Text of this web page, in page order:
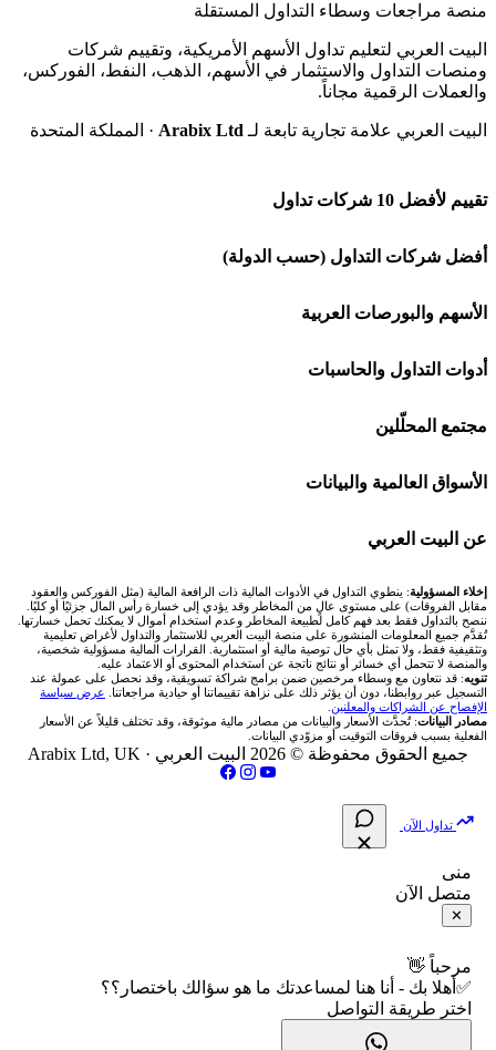
منصة مراجعات وسطاء التداول المستقلة
البيت العربي لتعليم تداول الأسهم الأمريكية، وتقييم شركات
ومنصات التداول والاستثمار في الأسهم، الذهب، النفط، الفوركس،
والعملات الرقمية مجاناً.
البيت العربي علامة تجارية تابعة لـ Arabix Ltd · المملكة المتحدة
تقييم لأفضل 10 شركات تداول
شركة Capital.com
افاتريد AvaTrade
اكسنس Exness
منصة بينانس
اكس تي بي XTB
انتراكتيف بروكرز IBKR
أفضل شركات التداول (حسب الدولة)
شركات تداول في السعودية
شركات تداول في الإمارات
شركات تداول في الكويت
شركات تداول في قطر
شركات تداول في الأردن
شركات تداول في العراق
شركات تداول في فلسطين
الأسهم والبورصات العربية
🌍 كل البورصات العربية
🇸🇦 السوق السعودية
🇦🇪 أسواق الإمارات
🇪🇬 البورصة المصرية
🇶🇦 بورصة قطر
🇯🇴 بورصة عمّان
🇧🇭 بورصة البحرين
فلتر الأسهم الشرعي
📋 جميع الأسهم
🕌 الأسهم الحلال
أدوات التداول والحاسبات
🕌 حاسبة الزكاة
💱 محول العملات
🧮 حاسبة حجم اللوت
📊 حاسبة قيمة النقطة
💰 حاسبة ربح الفوركس
📌 حاسبة النقاط المحورية
📏 حاسبة حجم المركز
📈 حاسبة عائد التداول
📊 حاسبة الربح التراكمي
🧮 حاسبة متوسط سعر السهم
📅 التقويم الاقتصادي
مجتمع المحلّلين
🧱 حائط المجتمع
🏆 لوحة المحلّلين
✍️ اكتب تحليلك
الأسواق العالمية والبيانات
🌐 المؤشرات العالمية
🥇 سعر الذهب اليوم
🥇 أسعار الذهب والمعادن
💱 أسعار العملات والفوركس
💵 سعر الريال السعودي في مصر
📅 المؤشرات الاقتصادية
عن البيت العربي
من نحن
تواصل معنا
فريق المؤلفين
مقالات تعليمية
سياسة تقييم الشركات
الإبلاغ عن شركة نصابة
شروط الاستخدام
سياسة الخصوصية
إخلاء المسؤولية: ينطوي التداول في الأدوات المالية ذات الرافعة المالية (مثل الفوركس والعقود
مقابل الفروقات) على مستوى عالٍ من المخاطر وقد يؤدي إلى خسارة رأس المال جزئيًا أو كليًا.
ننصح بالتداول فقط بعد فهم كامل لطبيعة المخاطر وعدم استخدام أموال لا يمكنك تحمل خسارتها.
تُقدَّم جميع المعلومات المنشورة على منصة البيت العربي للاستثمار والتداول لأغراض تعليمية
وتثقيفية فقط، ولا تمثل بأي حال توصية مالية أو استثمارية. القرارات المالية مسؤولية شخصية،
والمنصة لا تتحمل أي خسائر أو نتائج ناتجة عن استخدام المحتوى أو الاعتماد عليه.
تنويه: قد نتعاون مع وسطاء مرخصين ضمن برامج شراكة تسويقية، وقد نحصل على عمولة عند
التسجيل عبر روابطنا، دون أن يؤثر ذلك على نزاهة تقييماتنا أو حيادية مراجعاتنا. عرض سياسة
الإفصاح عن الشراكات والمعلنين
مصادر البيانات: تُحدَّث الأسعار والبيانات من مصادر مالية موثوقة، وقد تختلف قليلاً عن الأسعار
الفعلية بسبب فروقات التوقيت أو مزوّدي البيانات.
جميع الحقوق محفوظة © 2026 البيت العربي · Arabix Ltd, UK
تداول الآن
منى
متصل الآن
✕
مرحباً 👋
✅أهلا بك - أنا هنا لمساعدتك ما هو سؤالك باختصار؟؟
اختر طريقة التواصل